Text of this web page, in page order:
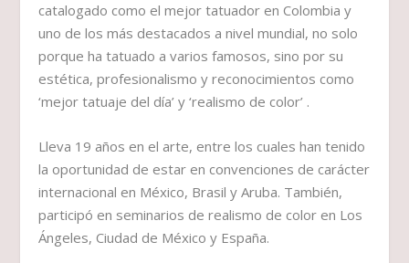
catalogado como el mejor tatuador en Colombia y
uno de los más destacados a nivel mundial, no solo
porque ha tatuado a varios famosos, sino por su
estética, profesionalismo y reconocimientos como
‘mejor tatuaje del día’ y ‘realismo de color’ .
Lleva 19 años en el arte, entre los cuales han tenido
la oportunidad de estar en convenciones de carácter
internacional en México, Brasil y Aruba. También,
participó en seminarios de realismo de color en Los
Ángeles, Ciudad de México y España.